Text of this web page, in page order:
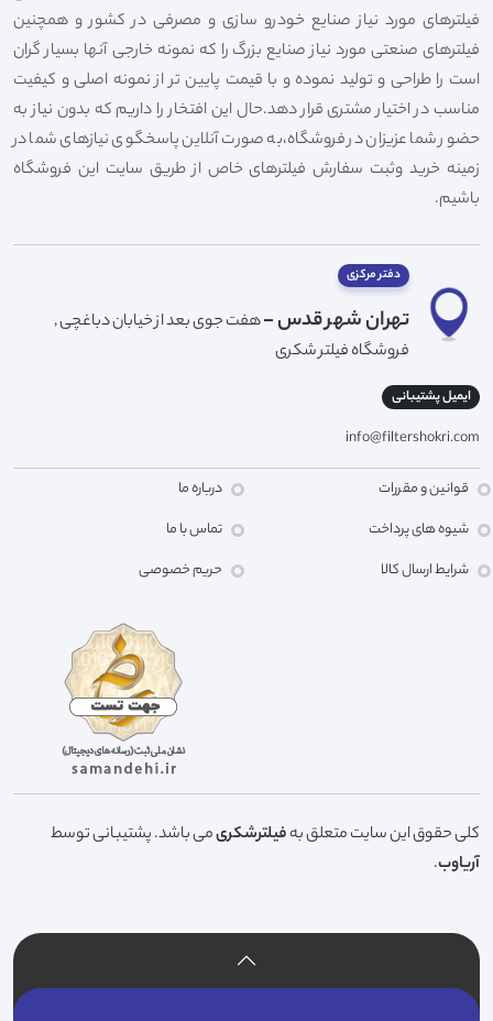
فیلترهای مورد نیاز صنایع خودرو سازی و مصرفی در کشور و همچنین
فیلترهای صنعتی مورد نیاز صنایع بزرگ را که نمونه خارجی آنها بسیار گران
است را طراحی و تولید نموده و با قیمت پایین تر از نمونه اصلی و کیفیت
مناسب در اختیار مشتری قرار دهد.حال این افتخار را داریم که بدون نیاز به
حضور شما عزیزان در فروشگاه،به صورت آنلاین پاسخگوی نیازهای شما در
زمینه خرید وثبت سفارش فیلترهای خاص از طریق سایت این فروشگاه
باشیم.
دفتر مرکزی
تهران شهر قدس -هفت جوی بعد از خیابان دباغچی ,
فروشگاه فیلتر شکری
ایمیل پشتیبانی
info@filtershokri.com
قوانین و مقررات
شیوه های پرداخت
شرایط ارسال کالا
درباره ما
تماس با ما
حریم خصوصی
کلی حقوق این سایت متعلق بهفیلترشکریمی باشد. پشتیبانی توسط
آریاوب.